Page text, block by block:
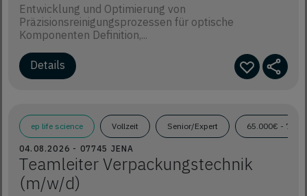
Entwicklung und Optimierung von
Präzisionsreinigungsprozessen für optische
Komponenten Definition,...
Details
ep life science Vollzeit Senior/Expert 65.000€ -
04.08.2026 - 07745 JENA
Teamleiter Verpackungstechnik
(m/w/d)